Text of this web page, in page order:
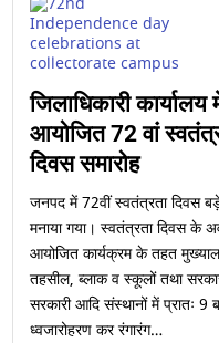
जिलाधिकारी कार्यालय
आयोजित 72 वां
दिवस समारोह
जनपद में 72वीं स्वतंत्रता दिवस
मनाया गया। स्वतंत्रता दिवस के
आयोजित कार्यक्रम के तहत
तहसील, ब्लाक व स्कूलों तथा
सरकारी आदि संस्थानों में प्रातः 9
ध्वजारोहरण कर रंगारंग…